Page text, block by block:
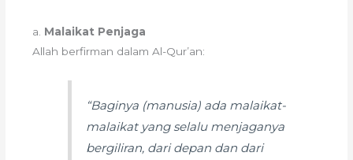
a. Malaikat Penjaga
Allah berfirman dalam Al-Qur’an:
“Baginya (manusia) ada malaikat-
malaikat yang selalu menjaganya
bergiliran, dari depan dan dari